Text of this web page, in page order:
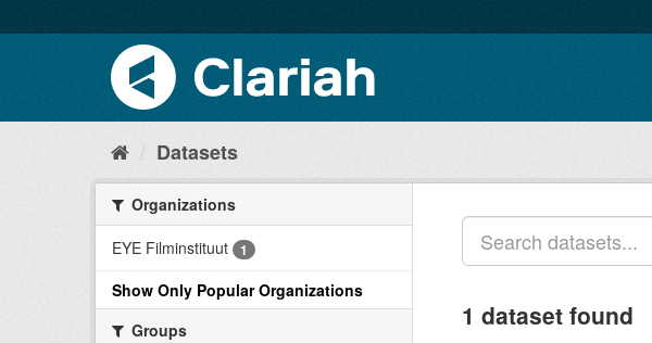
Datasets
Organizations
EYE Filminstituut
1
Show Only Popular Organizations
Groups
1 dataset found